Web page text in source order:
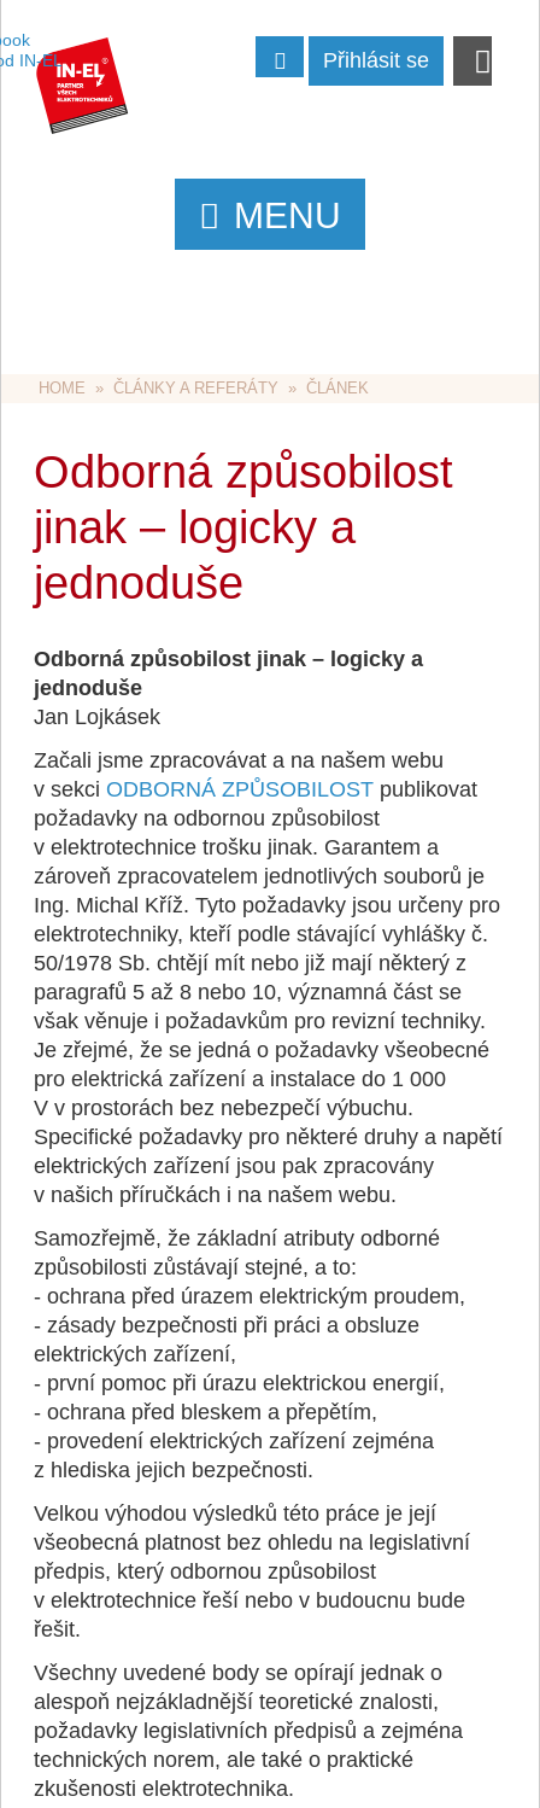
Přihlásit se
MENU
HOME
  »
ČLÁNKY A REFERÁTY
  »  ČLÁNEK
Odborná způsobilost
jinak – logicky a
jednoduše
Odborná způsobilost jinak – logicky a
jednoduše
Jan Lojkásek
Začali jsme zpracovávat a na našem webu
v sekci ODBORNÁ ZPŮSOBILOSTpublikovat
požadavky na odbornou způsobilost
v elektrotechnice trošku jinak. Garantem a
zároveň zpracovatelem jednotlivých souborů je
Ing. Michal Kříž. Tyto požadavky jsou určeny pro
elektrotechniky, kteří podle stávající vyhlášky č.
50/1978 Sb. chtějí mít nebo již mají některý z
paragrafů 5 až 8 nebo 10, významná část se
však věnuje i požadavkům pro revizní techniky.
Je zřejmé, že se jedná o požadavky všeobecné
pro elektrická zařízení a instalace do 1 000
V v prostorách bez nebezpečí výbuchu.
Specifické požadavky pro některé druhy a napětí
elektrických zařízení jsou pak zpracovány
v našich příručkách i na našem webu.
Samozřejmě, že základní atributy odborné
způsobilosti zůstávají stejné, a to:
- ochrana před úrazem elektrickým proudem,
- zásady bezpečnosti při práci a obsluze
elektrických zařízení,
- první pomoc při úrazu elektrickou energií,
- ochrana před bleskem a přepětím,
- provedení elektrických zařízení zejména
z hlediska jejich bezpečnosti.
Velkou výhodou výsledků této práce je její
všeobecná platnost bez ohledu na legislativní
předpis, který odbornou způsobilost
v elektrotechnice řeší nebo v budoucnu bude
řešit.
Všechny uvedené body se opírají jednak o
alespoň nejzákladnější teoretické znalosti,
požadavky legislativních předpisů a zejména
technických norem, ale také o praktické
zkušenosti elektrotechnika.